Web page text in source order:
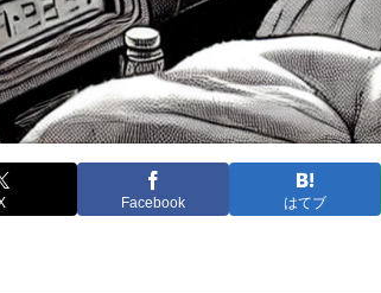
Facebook はてブ